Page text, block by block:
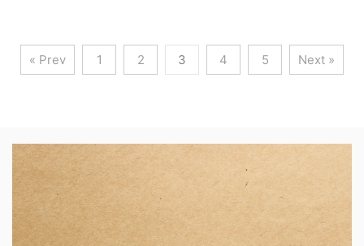
« Prev 1 2 3 4 5 Next »